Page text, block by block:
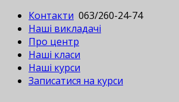
Контакти 063/260-24-74
Наші викладачі
Про центр
Наші класи
Наші курси
Записатися на курси